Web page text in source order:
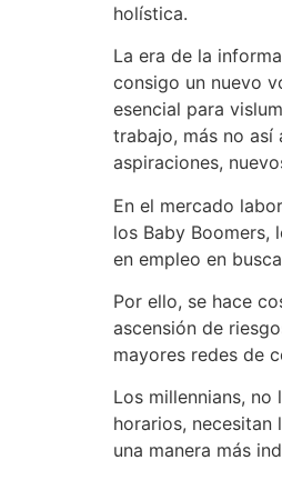
holística.
La era de la
consigo un nuevo
esencial para
trabajo, más no así
aspiraciones,
En el mercado
los Baby Boomers,
en empleo en
Por ello, se hace
ascensión de
mayores redes de
Los millennians,
horarios,
una manera más